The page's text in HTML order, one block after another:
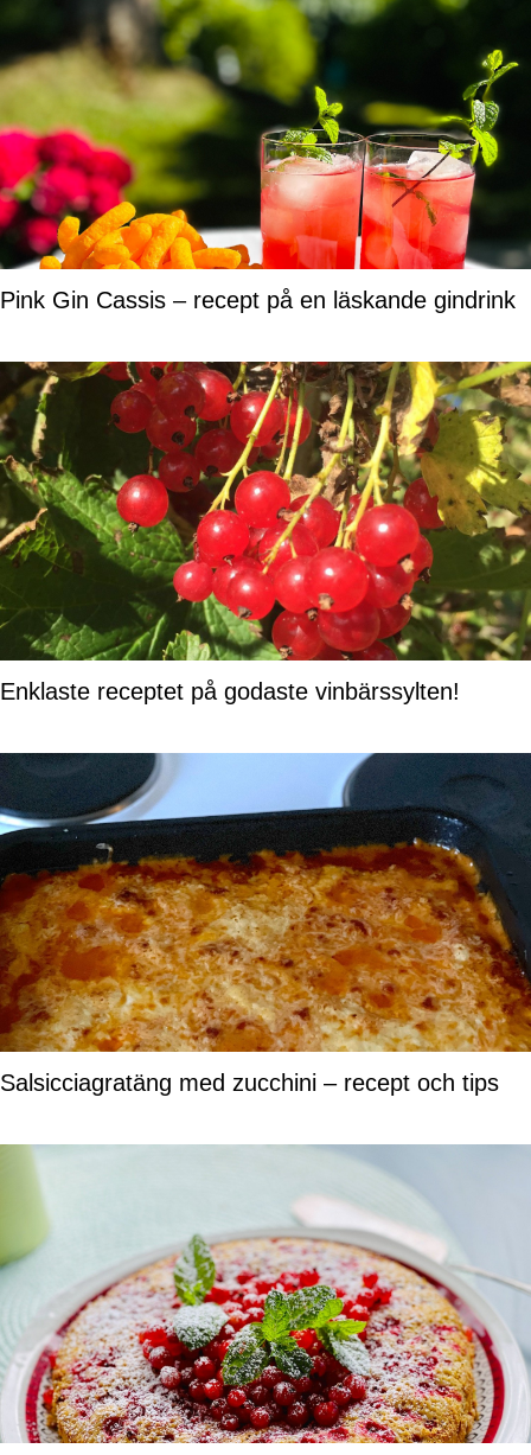
Pink Gin Cassis – recept på en läskande gindrink
Enklaste receptet på godaste vinbärssylten!
Salsicciagratäng med zucchini – recept och tips